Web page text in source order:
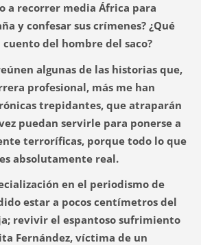
a recorrer media África para
y confesar sus crímenes? ¿Qué
del hombre del saco?
algunas de las historias que,
profesional, más me han
trepidantes, que atraparán
puedan servirle para ponerse a
terroríficas, porque todo lo que
absolutamente real.
en el periodismo de
estar a pocos centímetros del
revivir el espantoso sufrimiento
Fernández, víctima de un